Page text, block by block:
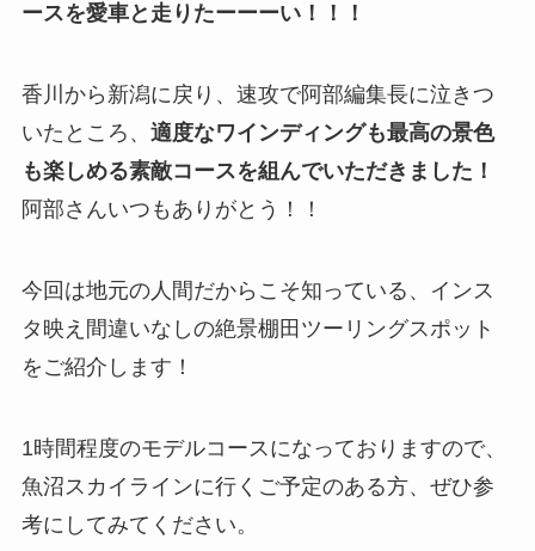
ースを愛車と走りたーーーい！！！
香川から新潟に戻り、速攻で阿部編集長に泣きつ
いたところ、 適度なワインディングも最高の景色
も楽しめる素敵コースを組んでいただきました！
阿部さんいつもありがとう！！
今回は地元の人間だからこそ知っている、インス
タ映え間違いなしの絶景棚田ツーリングスポット
をご紹介します！
1時間程度のモデルコースになっておりますので、
魚沼スカイラインに行くご予定のある方、ぜひ参
考にしてみてください。